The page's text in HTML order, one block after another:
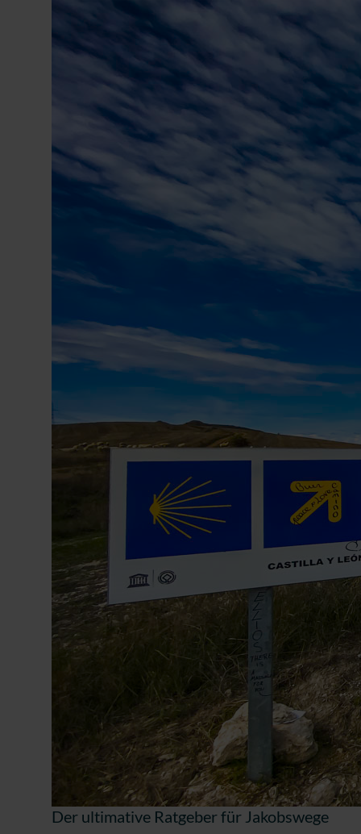
Der ultimative Ratgeber für Jakobswege